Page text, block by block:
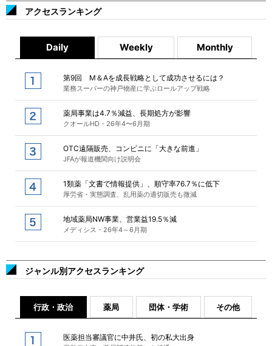
アクセスランキング
Daily Weekly Monthly
第9回 M＆Aを成長戦略として成功させるには？
業務スーパーの神戸物産に学ぶロールアップ戦略
薬局事業は4.7％減益、長期処方が影響
クオールHD・26年4〜6月期
OTC遠隔販売、コンビニに「大きな前進」
JFAが報道機関向け説明会
1類薬「文書で情報提供」、順守率76.7％に低下
厚労省・実態調査、乱用薬の適切販売も微減
地域薬局NW事業、営業益19.5％減
メディシス・26年4～6月期
ジャンル別アクセスランキング
行政・政治 薬局 団体・学術 その他
医薬担当審議官に中井氏、初の私大出身